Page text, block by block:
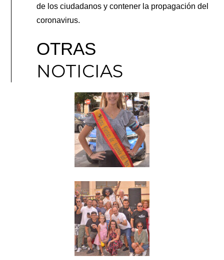
de los ciudadanos y contener la propagación del
coronavirus.
OTRAS
NOTICIAS